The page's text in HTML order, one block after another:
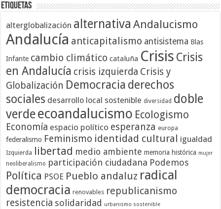
Etiquetas
alterglobalización alternativa Andalucismo
Andalucía anticapitalismo antisistema Blas
Infante cambio climático cataluña Crisis Crisis
en Andalucía crisis izquierda Crisis y
Globalización Democracia derechos
sociales desarrollo local sostenible diversidad doble
verdeecoandalucismo Ecologismo
Economía espacio político esperanza europa
federalismo Feminismo identidad cultural igualdad
Izquierda libertad medio ambiente memoria histórica mujer
neoliberalismo participación ciudadana Podemos
Política PSOE Pueblo andaluz radical
democracia renovables republicanismo
resistencia solidaridad urbanismo sostenible